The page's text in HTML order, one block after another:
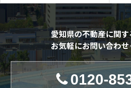
愛知県の不動産に関
お気軽にお問い合わ
0120-